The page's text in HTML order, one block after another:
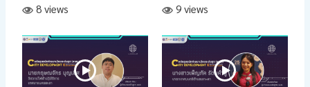
8 views
9 views